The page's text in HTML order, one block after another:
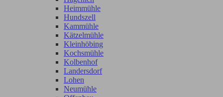
Heimmühle
Hundszell
Kammühle
Kätzelmühle
Kleinhöbing
Kochsmühle
Kolbenhof
Landersdorf
Lohen
Neumühle